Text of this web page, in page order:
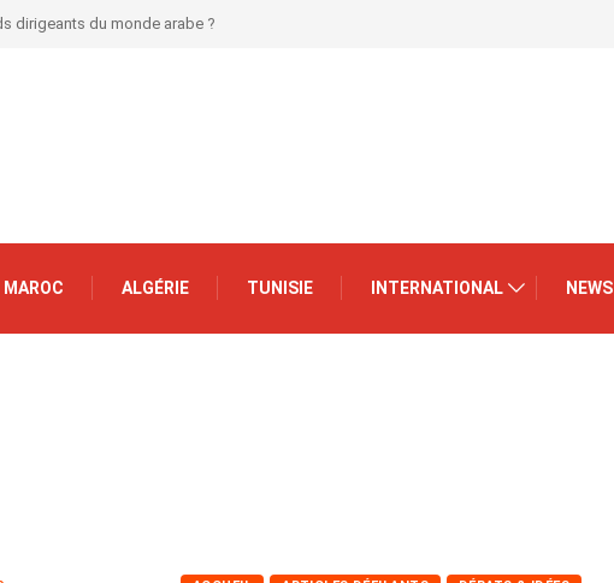
dirigeants du monde arabe ?
MAROC ALGÉRIE TUNISIE INTERNATIONAL NEWS